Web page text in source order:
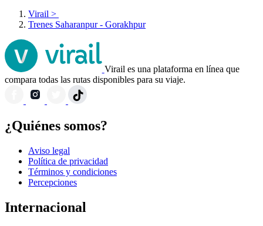
Virail >
Trenes Saharanpur - Gorakhpur
Virail es una plataforma en línea que
compara todas las rutas disponibles para su viaje.
¿Quiénes somos?
Aviso legal
Política de privacidad
Términos y condiciones
Percepciones
Internacional